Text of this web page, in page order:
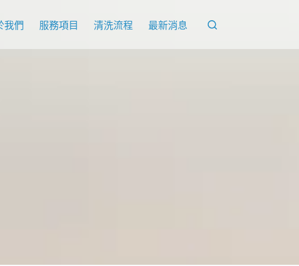
我們 服務項目 清洗流程 最新消息